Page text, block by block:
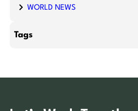
WORLD NEWS
Tags